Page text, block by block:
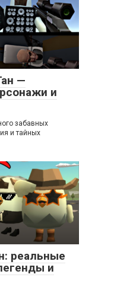
—
и
забавных
и тайных
реальные
и